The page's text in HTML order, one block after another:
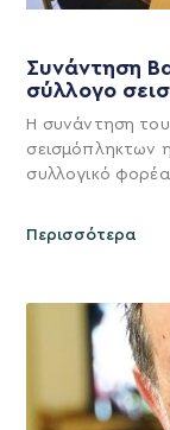
Συνάντηση
σύλλογο
Η συνάντηση
σεισμόπληκτων
συλλογικό
Περισσότερα